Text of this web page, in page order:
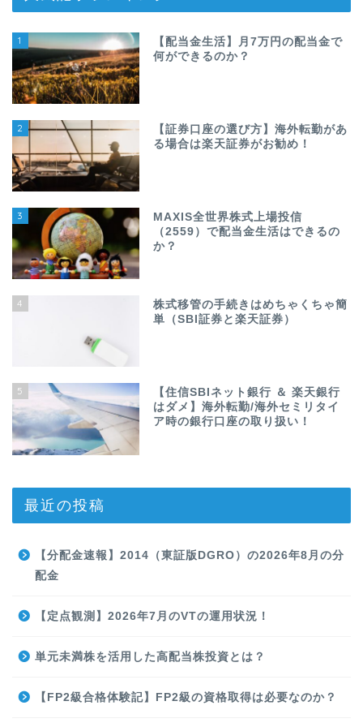
1
【配当金生活】月7万円の配当金で
何ができるのか？
2
【証券口座の選び方】海外転勤があ
る場合は楽天証券がお勧め！
3
MAXIS全世界株式上場投信
（2559）で配当金生活はできるの
か？
4
株式移管の手続きはめちゃくちゃ簡
単（SBI証券と楽天証券）
5
【住信SBIネット銀行 ＆ 楽天銀行
はダメ】海外転勤/海外セミリタイ
ア時の銀行口座の取り扱い！
最近の投稿
【分配金速報】2014（東証版DGRO）の2026年8月の分
配金
【定点観測】2026年7月のVTの運用状況！
単元未満株を活用した高配当株投資とは？
【FP2級合格体験記】FP2級の資格取得は必要なのか？